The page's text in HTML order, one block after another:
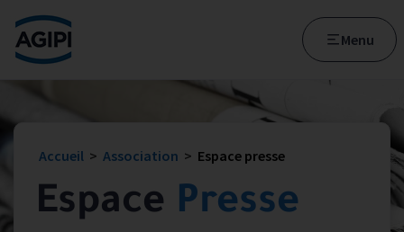
Accès au menu
Accès au contenu principal
Menu
Accueil > Association > Espace presse
Espace Presse